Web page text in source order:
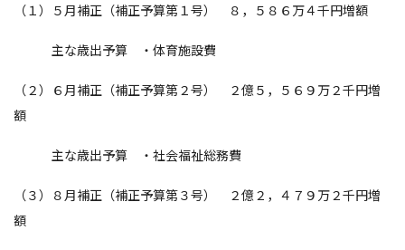
（１）５月補正（補正予算第１号） ８，５８６万４千円増額
主な歳出予算 ・体育施設費
（２）６月補正（補正予算第２号） ２億５，５６９万２千円増
額
主な歳出予算 ・社会福祉総務費
（３）８月補正（補正予算第３号） ２億２，４７９万２千円増
額